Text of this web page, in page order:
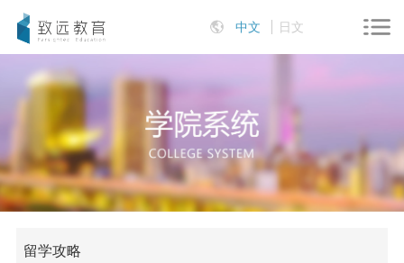
中文 日文
留学攻略